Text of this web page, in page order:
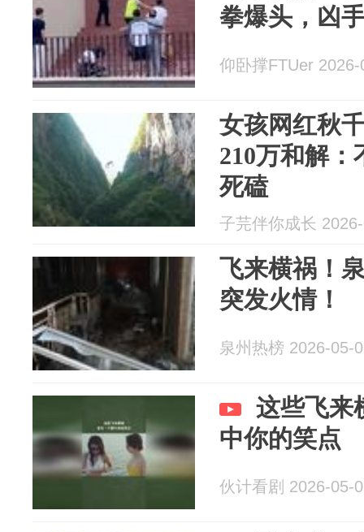
拳爆头，凶
仰卧撑FTUer 2026-
女孩网红秋
210万和解
死磕
子芫伴你成长
飞来横祸！
突发火情！
泉州热榜 2026-05-
这些飞来
中你的笑点
伙计看剧 2026-05-